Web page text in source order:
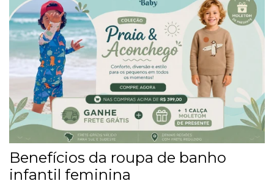
Benefícios da roupa de banho
infantil feminina